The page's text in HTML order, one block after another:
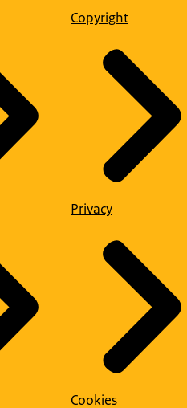
Copyright
Privacy
Cookies